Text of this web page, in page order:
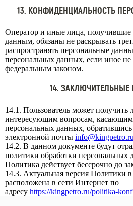
13. КОНФИДЕНЦИАЛЬНОСТЬ
Оператор и иные лица, получившие
данным, обязаны не раскрывать
распространять персональные
персональных данных, если иное не
федеральным законом.
14.
14.1. Пользователь может получить
интересующим вопросам,
персональных данных,
электронной почты info@kingpetro.ru
14.2. В данном документе будут
политики обработки персональных
Политика действует бессрочно до
14.3. Актуальная версия Политики
расположена в сети Интернет по
адресу https://kingpetro.ru/politika-